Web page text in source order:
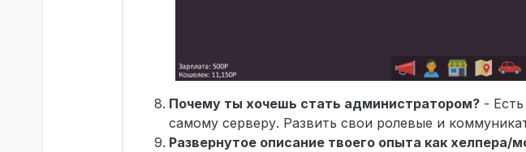
Почему ты хочешь стать администратором? -
самому серверу. Развить свои ролевые и
Развернутое описание твоего опыта как